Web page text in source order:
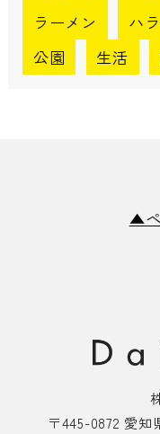
ラーメン
ハ
公園
生活
▲ペ
〒445-0872 愛知